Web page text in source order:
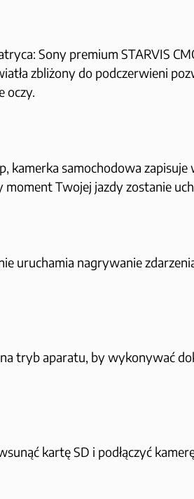
Sony premium STARVIS
zbliżony do podczerwieni
oczy.
samochodowa zapisuje
moment Twojej jazdy zostanie
uruchamia nagrywanie
tryb aparatu, by wykonywać
kartę SD i podłączyć